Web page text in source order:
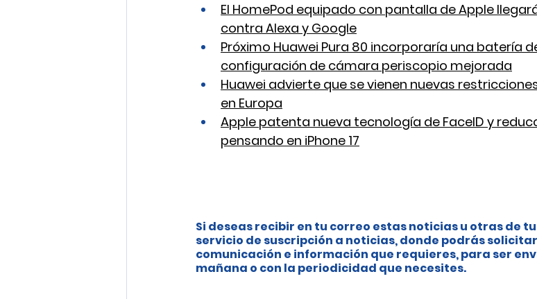
El HomePod equipado con pantalla de Apple
contra Alexa y Google
Próximo Huawei Pura 80 incorporaría una batería
configuración de cámara periscopio mejorada
Huawei advierte que se vienen nuevas
en Europa
Apple patenta nueva tecnología de FaceID y
pensando en iPhone 17
Si deseas recibir en tu correo estas noticias u otras de
servicio de suscripción a noticias, donde podrás
comunicación e información que requieres, para ser
mañana o con la periodicidad que necesites.